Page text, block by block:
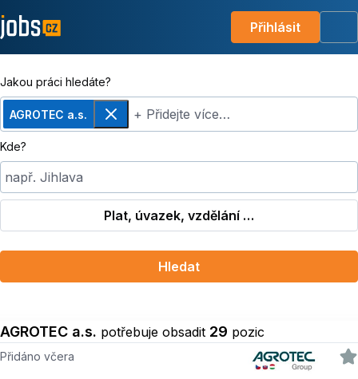
Přihlásit
Jakou práci hledáte?
AGROTEC a.s.
Odebrat+ Přidejte více…
Kde?
např. Jihlava
Plat, úvazek, vzdělání …
Hledat
AGROTEC a.s. potřebuje obsadit 29 pozic
Přidáno včera